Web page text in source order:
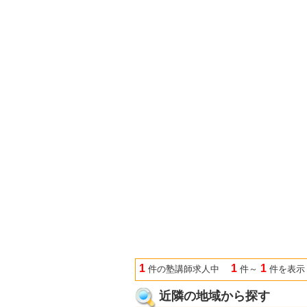
1 件の塾講師求人中 1 件～ 1 件を表示
近隣の地域から探す